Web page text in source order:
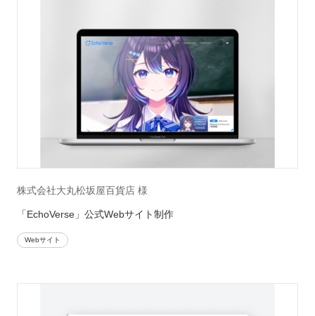
株式会社大丸松坂屋百貨店 様
「EchoVerse」公式Webサイト制作
Webサイト